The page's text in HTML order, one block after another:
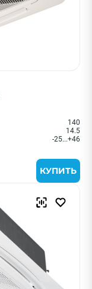
140
14.5
-25...+46
КУПИТЬ